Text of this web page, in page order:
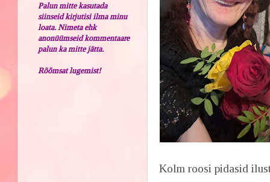
Kolm roosi pidasid
Palun mitte kasutada
siinseid kirjutisi ilma minu
loata. Nimeta ehk
anonüümseid kommentaare
palun ka mitte jätta.
Rõõmsat lugemist!